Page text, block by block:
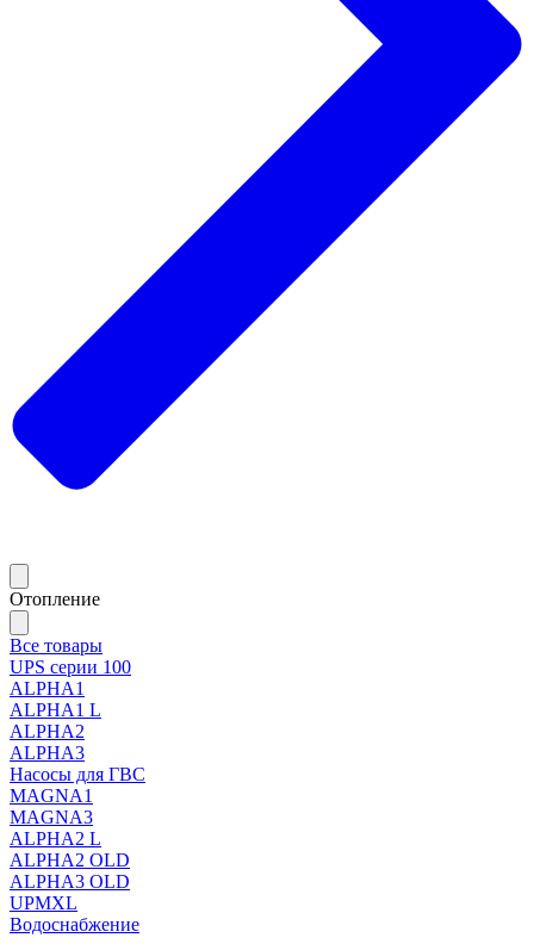
Отопление
Все товары
UPS серии 100
ALPHA1
ALPHA1 L
ALPHA2
ALPHA3
Насосы для ГВС
MAGNA1
MAGNA3
ALPHA2 L
ALPHA2 OLD
ALPHA3 OLD
UPMXL
Водоснабжение